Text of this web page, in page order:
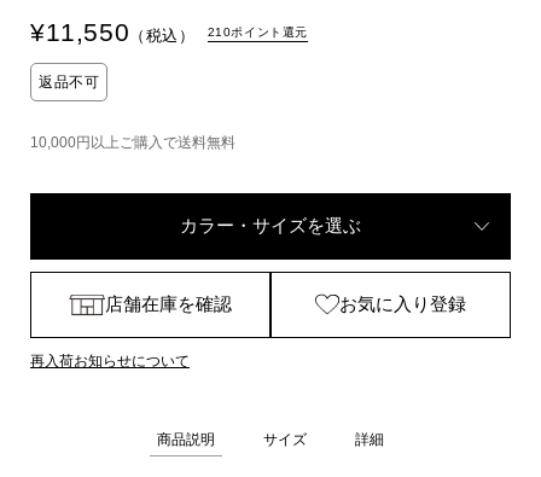
¥11,550 （税込） 210ポイント還元
返品不可
10,000円以上ご購入で送料無料
カラー・サイズを選ぶ
店舗在庫を確認 お気に入り登録
再入荷お知らせについて
商品説明 サイズ 詳細